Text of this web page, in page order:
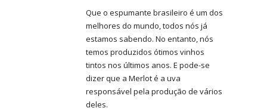
Que o espumante brasileiro é um dos
melhores do mundo, todos nós já
estamos sabendo. No entanto, nós
temos produzidos ótimos vinhos
tintos nos últimos anos. E pode-se
dizer que a Merlot é a uva
responsável pela produção de vários
deles.